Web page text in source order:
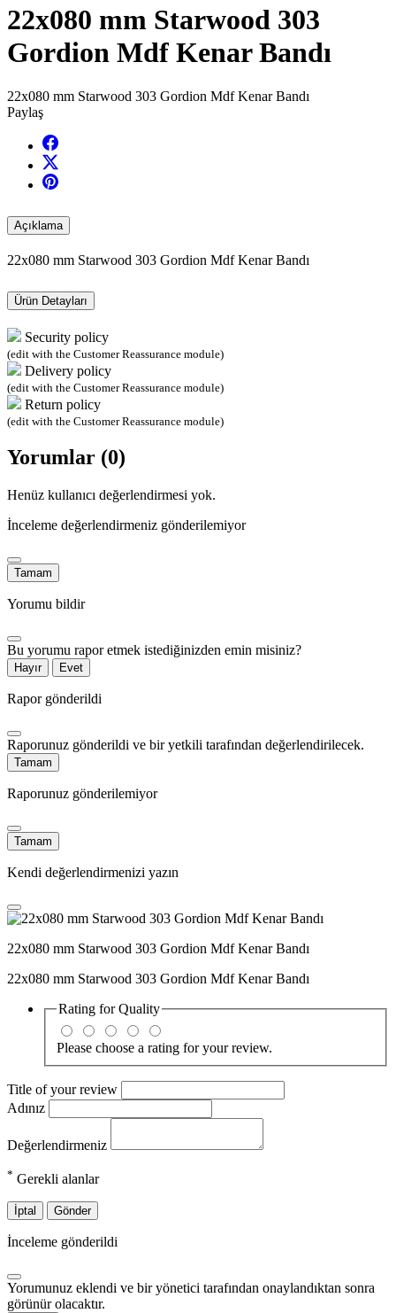
22x080 mm Starwood 303
Gordion Mdf Kenar Bandı
22x080 mm Starwood 303 Gordion Mdf Kenar Bandı
Paylaş
Açıklama
22x080 mm Starwood 303 Gordion Mdf Kenar Bandı
Ürün Detayları
Security policy
(edit with the Customer Reassurance module)
Delivery policy
(edit with the Customer Reassurance module)
Return policy
(edit with the Customer Reassurance module)
Yorumlar (0)
Henüz kullanıcı değerlendirmesi yok.
İnceleme değerlendirmeniz gönderilemiyor
Tamam
Yorumu bildir
Bu yorumu rapor etmek istediğinizden emin misiniz?
Hayır Evet
Rapor gönderildi
Raporunuz gönderildi ve bir yetkili tarafından değerlendirilecek.
Tamam
Raporunuz gönderilemiyor
Tamam
Kendi değerlendirmenizi yazın
22x080 mm Starwood 303 Gordion Mdf Kenar Bandı
22x080 mm Starwood 303 Gordion Mdf Kenar Bandı
Rating forQuality
Please choose a rating for your review.
Title of your review
Adınız
Değerlendirmeniz
* Gerekli alanlar
İptal Gönder
İnceleme gönderildi
Yorumunuz eklendi ve bir yönetici tarafından onaylandıktan sonra
görünür olacaktır.